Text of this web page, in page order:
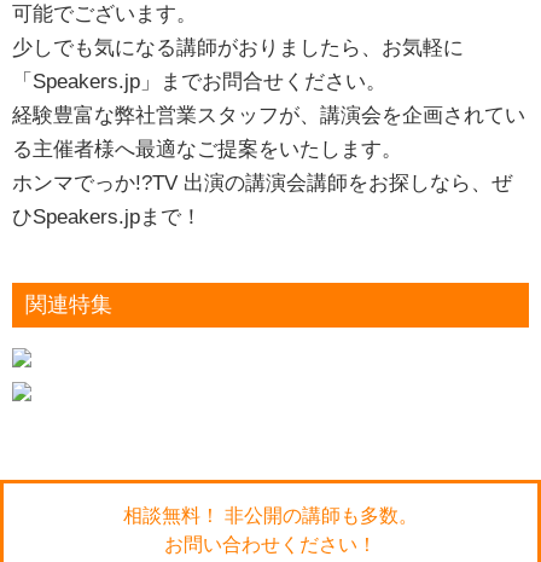
可能でございます。
少しでも気になる講師がおりましたら、お気軽に
「Speakers.jp」までお問合せください。
経験豊富な弊社営業スタッフが、講演会を企画されてい
る主催者様へ最適なご提案をいたします。
ホンマでっか!?TV 出演の講演会講師をお探しなら、ぜ
ひSpeakers.jpまで！
関連特集
相談無料！ 非公開の講師も多数。
お問い合わせください！